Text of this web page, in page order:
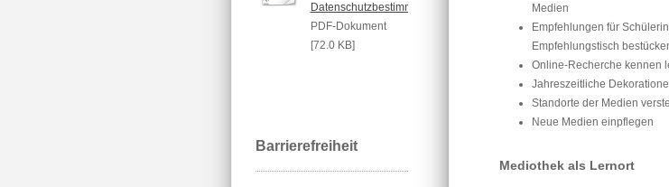
Medien
Empfehlungen für
Empfehlungstisch
Online-Recherche kennen
Jahreszeitliche
Standorte der Medien
Neue Medien einpflegen
Mediothek als Lernort
Datenschutzbestimmungen_Website.pdf
PDF-Dokument
[72.0 KB]
Barrierefreiheit